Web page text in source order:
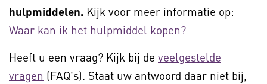
hulpmiddelen. Kijk voor meer informatie op:
Waar kan ik het hulpmiddel kopen?
Heeft u een vraag? Kijk bij de veelgestelde
vragen (FAQ's). Staat uw antwoord daar niet bij,